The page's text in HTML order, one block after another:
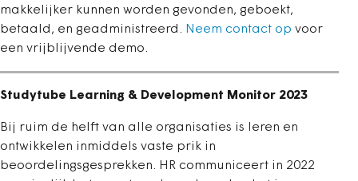
makkelijker kunnen worden gevonden, geboekt,
betaald, en geadministreerd. Neem contact op voor
een vrijblijvende demo.
Studytube Learning & Development Monitor 2023
Bij ruim de helft van alle organisaties is leren en
ontwikkelen inmiddels vaste prik in
beoordelingsgesprekken. HR communiceert in 2022